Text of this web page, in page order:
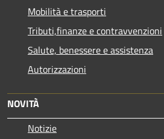
Mobilità e trasporti
Tributi,finanze e contravvenzioni
Salute, benessere e assistenza
Autorizzazioni
NOVITÀ
Notizie